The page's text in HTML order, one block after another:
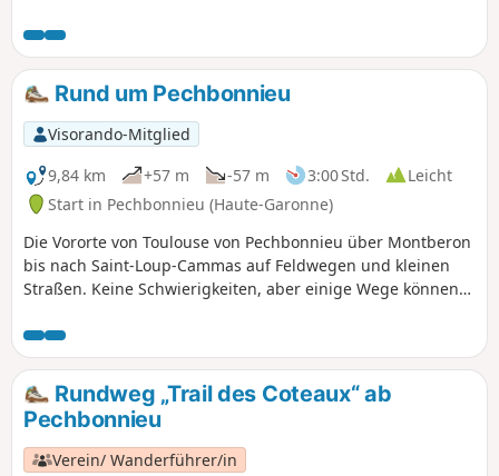
in dem die Stadtverwaltung von Launaguet untergebracht
ist. Nach der Überquerung der Rocade Nord führt die
Strecke über Wege entlang des Hers und durch
Wohngebiete. Über eine Brücke gelangt man durch ein
naturbelassenes Gebiet nach Aucamville. Dann führt uns
der Weg nach Launaguet, wo wir das Rathaus und seinen
Park mit seiner bemerkenswerten Aussicht entdecken
können.
Rund um Pechbonnieu
Visorando-Mitglied
9,84 km
+57 m -57 m 3:00 Std.
Leicht
Start in Pechbonnieu (Haute-Garonne)
Die Vororte von Toulouse von Pechbonnieu über Montberon
bis nach Saint-Loup-Cammas auf Feldwegen und kleinen
Straßen. Keine Schwierigkeiten, aber einige Wege können
Rundweg „Trail des Coteaux“ ab
Pechbonnieu
Verein/ Wanderführer/in